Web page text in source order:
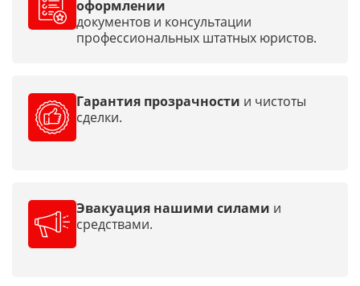
оформлении
документов и консультации
профессиональных штатных юристов.
Гарантия прозрачности и чистоты
сделки.
Эвакуация нашими силами и
средствами.